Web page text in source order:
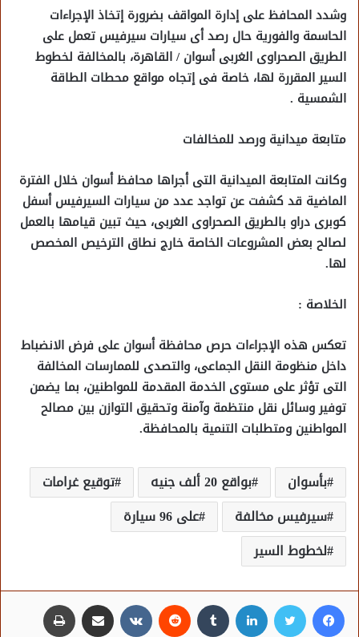
وشدد المحافظ على إدارة المواقف بضرورة إتخاذ الإجراءات
الحاسمة والفورية حال رصد أى سيارات سيرفيس تعمل على
الطريق الصحراوى الغربى أسوان / القاهرة، بالمخالفة لخطوط
السير المقررة لها، خاصة فى إتجاه مواقع محطات الطاقة
الشمسية .
متابعة ميدانية ورصد للمخالفات
وكانت المتابعة الميدانية التى أجراها محافظ أسوان خلال الفترة
الماضية قد كشفت عن تواجد عدد من سيارات السيرفيس أسفل
كوبرى دراو بالطريق الصحراوى الغربى، حيث تبين قيامها بالعمل
لصالح بعض المشروعات الخاصة خارج نطاق الترخيص المخصص
لها.
الخلاصة :
تعكس هذه الإجراءات حرص محافظة أسوان على فرض الانضباط
داخل منظومة النقل الجماعى، والتصدى للممارسات المخالفة
التى تؤثر على مستوى الخدمة المقدمة للمواطنين، بما يضمن
توفير وسائل نقل منتظمة وآمنة وتحقيق التوازن بين مصالح
المواطنين ومتطلبات التنمية بالمحافظة.
بأسوان بواقع 20 ألف جنيه
توقيع غرامات
سيرفيس مخالفة
على 96 سيارة
لخطوط السير
فيسبوك تويتر لينكدإن مشاركة عبر البريد